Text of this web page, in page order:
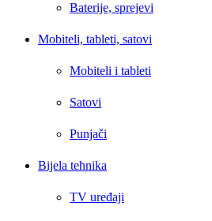
Baterije, sprejevi
Mobiteli, tableti, satovi
Mobiteli i tableti
Satovi
Punjači
Bijela tehnika
TV uređaji